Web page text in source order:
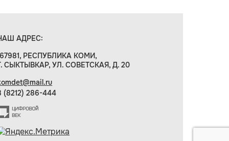
АДРЕС:
РЕСПУБЛИКА КОМИ,
СЫКТЫВКАР, УЛ. СОВЕТСКАЯ, Д. 20
(8212) 286-444